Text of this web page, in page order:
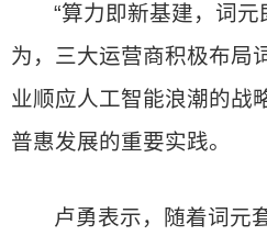
“算力即新基建，词元
为，三大运营商积极布局
业顺应人工智能浪潮的战
普惠发展的重要实践。
卢勇表示，随着词元